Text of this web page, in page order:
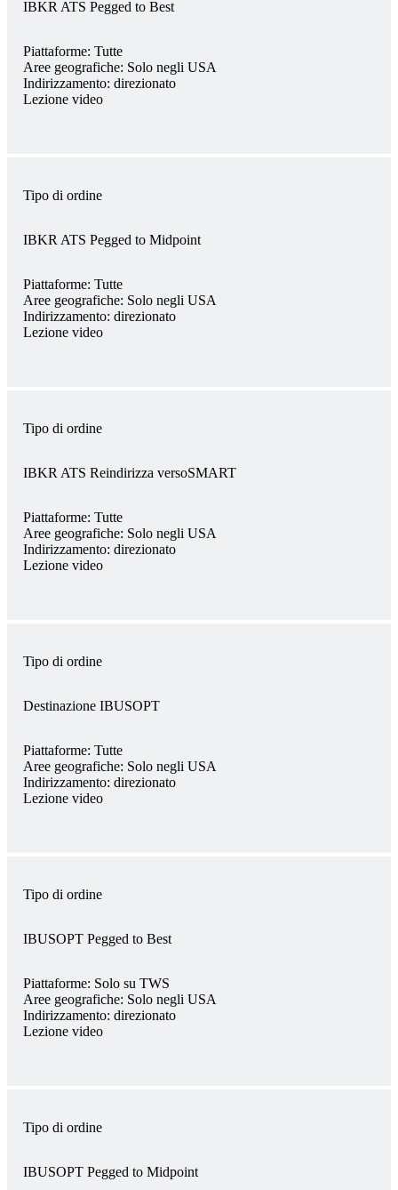
IBKR ATS Pegged to Best
Piattaforme: Tutte
Aree geografiche: Solo negli USA
Indirizzamento: direzionato
Lezione video
Tipo di ordine
IBKR ATS Pegged to Midpoint
Piattaforme: Tutte
Aree geografiche: Solo negli USA
Indirizzamento: direzionato
Lezione video
Tipo di ordine
IBKR ATS Reindirizza versoSMART
Piattaforme: Tutte
Aree geografiche: Solo negli USA
Indirizzamento: direzionato
Lezione video
Tipo di ordine
Destinazione IBUSOPT
Piattaforme: Tutte
Aree geografiche: Solo negli USA
Indirizzamento: direzionato
Lezione video
Tipo di ordine
IBUSOPT Pegged to Best
Piattaforme: Solo su TWS
Aree geografiche: Solo negli USA
Indirizzamento: direzionato
Lezione video
Tipo di ordine
IBUSOPT Pegged to Midpoint